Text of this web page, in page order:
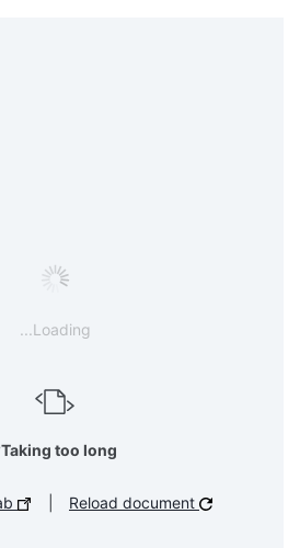
Loading...
Taking too long?